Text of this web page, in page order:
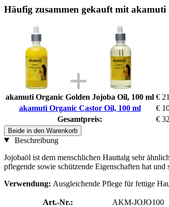
Häufig zusammen gekauft mit
akamuti Organic Golden Jojoba Oil, 100 ml €
akamuti Organic Castor Oil, 100 ml
€
Gesamtpreis:
€
Beide in den Warenkorb
Beschreibung
Jojobaöl ist dem menschlichen Hauttalg sehr
pflegende sowie schützende Eigenschaften hat
Verwendung: Ausgleichende Pflege für fettige
Art.-Nr.:
AKM-JOJO100